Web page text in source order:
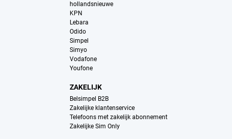
hollandsnieuwe
KPN
Lebara
Odido
Simpel
Simyo
Vodafone
Youfone
ZAKELIJK
Belsimpel B2B
Zakelijke klantenservice
Telefoons met zakelijk abonnement
Zakelijke Sim Only